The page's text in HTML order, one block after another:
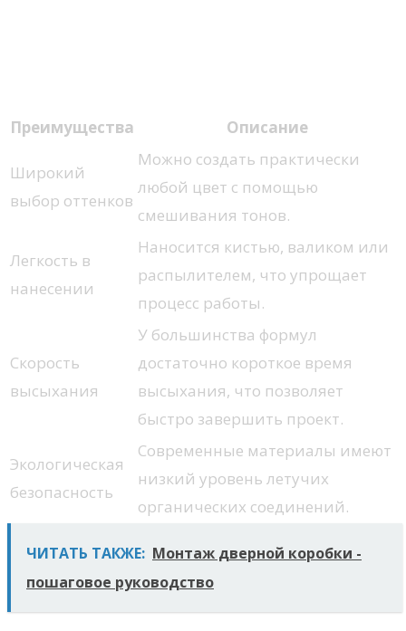
Преимущества Описание
Широкий
выбор оттенков
Можно создать практически
любой цвет с помощью
смешивания тонов.
Легкость в
нанесении
Наносится кистью, валиком или
распылителем, что упрощает
процесс работы.
Скорость
высыхания
У большинства формул
достаточно короткое время
высыхания, что позволяет
быстро завершить проект.
Экологическая
безопасность
Современные материалы имеют
низкий уровень летучих
органических соединений.
ЧИТАТЬ ТАКЖЕ: Монтаж дверной коробки -
пошаговое руководство